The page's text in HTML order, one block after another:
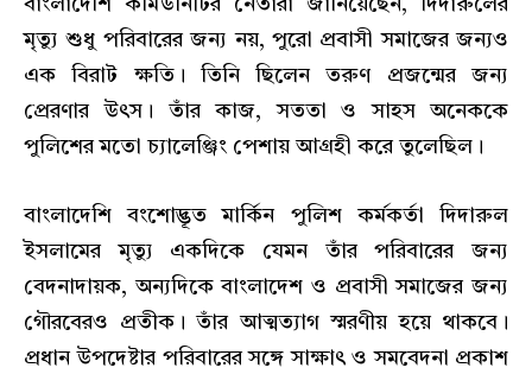
বাংলাদেশি কমিউনিটির নেতারা জানিয়েছেন, দিদারুলের
মৃত্যু শুধু পরিবারের জন্য নয়, পুরো প্রবাসী সমাজের জন্যও
এক বিরাট ক্ষতি। তিনি ছিলেন তরুণ প্রজন্মের জন্য
প্রেরণার উৎস। তাঁর কাজ, সততা ও সাহস অনেককে
পুলিশের মতো চ্যালেঞ্জিং পেশায় আগ্রহী করে তুলেছিল।
বাংলাদেশি বংশোদ্ভূত মার্কিন পুলিশ কর্মকর্তা দিদারুল
ইসলামের মৃত্যু একদিকে যেমন তাঁর পরিবারের জন্য
বেদনাদায়ক, অন্যদিকে বাংলাদেশ ও প্রবাসী সমাজের জন্য
গৌরবেরও প্রতীক। তাঁর আত্মত্যাগ স্মরণীয় হয়ে থাকবে।
প্রধান উপদেষ্টার পরিবারের সঙ্গে সাক্ষাৎ ও সমবেদনা প্রকাশ